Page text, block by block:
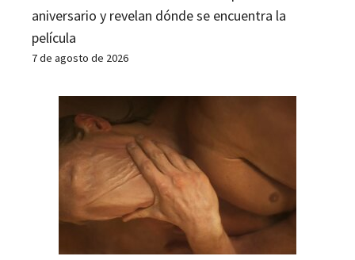
aniversario y revelan dónde se encuentra la
película
7 de agosto de 2026